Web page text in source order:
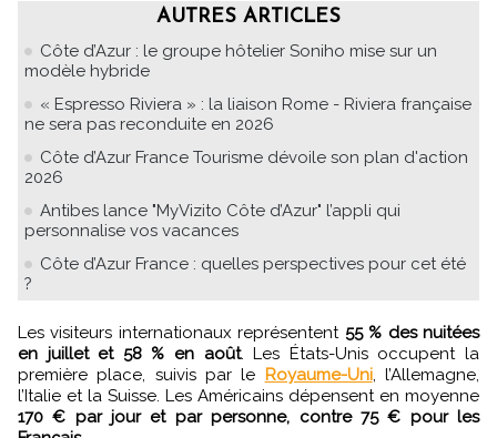
AUTRES ARTICLES
Côte d’Azur : le groupe hôtelier Soniho mise sur un
modèle hybride
« Espresso Riviera » : la liaison Rome - Riviera française
ne sera pas reconduite en 2026
Côte d’Azur France Tourisme dévoile son plan d'action
2026
Antibes lance "MyVizito Côte d’Azur" l’appli qui
personnalise vos vacances
Côte d’Azur France : quelles perspectives pour cet été
?
Les visiteurs internationaux représentent 55 % des nuitées
en juillet et 58 % en août. Les États-Unis occupent la
première place, suivis par le Royaume-Uni, l’Allemagne,
l’Italie et la Suisse. Les Américains dépensent en moyenne
170 € par jour et par personne, contre 75 € pour les